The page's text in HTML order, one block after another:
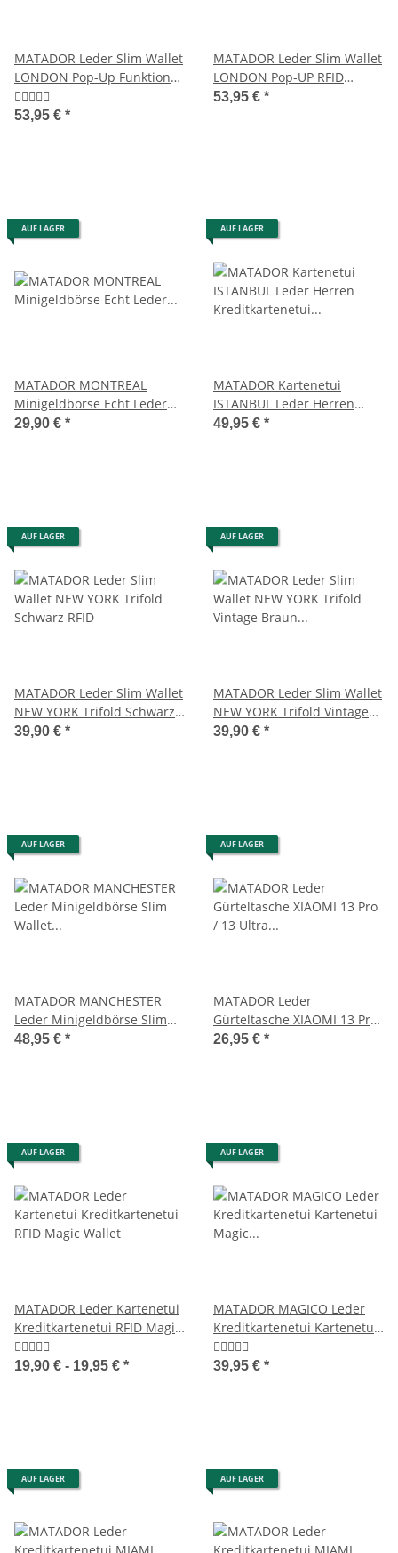
MATADOR Leder Slim Wallet
LONDON Pop-Up Funktion
RFID Braun
53,95 € *
MATADOR Leder Slim Wallet
LONDON Pop-UP RFID
Schwarz
53,95 € *
AUF LAGER
MATADOR MONTREAL
Minigeldbörse Echt Leder
Kreditkartenetui RFID
29,90 € *
AUF LAGER
MATADOR Kartenetui
ISTANBUL Leder Herren
Kreditkartenetui RFID
49,95 € *
AUF LAGER
MATADOR Leder Slim Wallet
NEW YORK Trifold Schwarz
RFID
39,90 € *
AUF LAGER
MATADOR Leder Slim Wallet
NEW YORK Trifold Vintage
Braun RFID
39,90 € *
AUF LAGER
MATADOR MANCHESTER
Leder Minigeldbörse Slim
Wallet Trifold RFID
48,95 € *
AUF LAGER
MATADOR Leder
Gürteltasche XIAOMI 13 Pro
/ 13 Ultra Slim Schwarz
26,95 € *
AUF LAGER
MATADOR Leder Kartenetui
Kreditkartenetui RFID Magic
Wallet
19,90 € - 19,95 € *
AUF LAGER
MATADOR MAGICO Leder
Kreditkartenetui Kartenetui
Magic Wallet RFID
39,95 € *
AUF LAGER AUF LAGER